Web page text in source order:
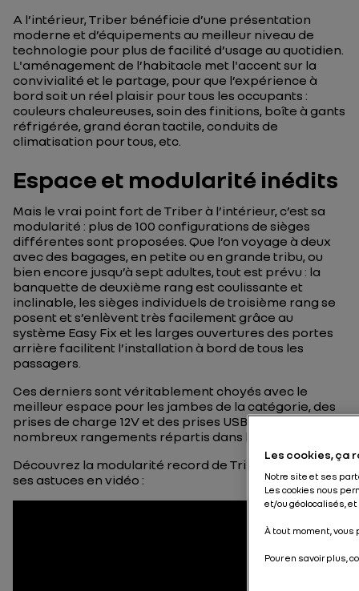
A l’intérieur, Triber bénéficie d’une présentation
moderne et d’équipements au meilleur niveau de
technologie pour plus de facilité d’usage au quotidien.
L'aménagement de l’habitacle met l'accent sur la
convivialité et le partage, pour que l’expérience à
bord soit un réel plaisir pour tous les occupants :
couleurs chaleureuses, soin des finitions, boîte à gants
réfrigérée, grand écran tactile, conduits de
climatisation pour tous, etc.
Espace et modularité inédits
Mais le vrai point fort de Triber à l’intérieur, c’est sa
modularité : plus de 100 configurations de sièges
différentes sont proposées. Que l’on voyage à deux
avec des bagages, en petite ou en grande tribu, ou
bien encore jusqu’à sept adultes, tout est prévu : la
banquette de deuxième rang est coulissante et
inclinable, les sièges individuels de troisième rang se
posent et s’enlèvent très facilement grâce au
système Easy Fix et les larges ouvertures des portes
arrière facilitent l’installation à bord de tous les
passagers.
Ces derniers sont véritablement choyés avec le
meilleur espace pour les jambes de la catégorie, des
prises de charge 12V et des prises USB, ainsi que de
nombreux rangements répartis dans l’habitacle.
Découvrez la modularité record de Triber et toutes
ses astuces en vidéo :
Les cookies, ça
Notre site et ses
Les cookies nous
et/ou géolocalisés,
À tout moment, vous
Pour en savoir plus,